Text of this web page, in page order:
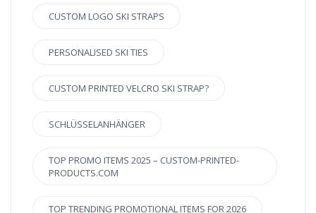
CUSTOM LOGO SKI STRAPS
PERSONALISED SKI TIES
CUSTOM PRINTED VELCRO SKI STRAP?
SCHLÜSSELANHÄNGER
TOP PROMO ITEMS 2025 – CUSTOM-PRINTED-
PRODUCTS.COM
TOP TRENDING PROMOTIONAL ITEMS FOR 2026